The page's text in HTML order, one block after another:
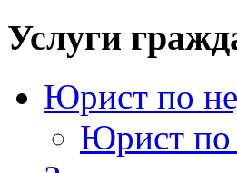
Услуги
Юрист по
Юрист по